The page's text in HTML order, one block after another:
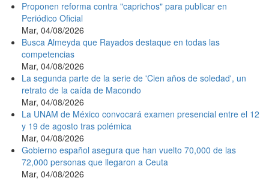
Proponen reforma contra "caprichos" para publicar en
Periódico Oficial
Mar, 04/08/2026
Busca Almeyda que Rayados destaque en todas las
competencias
Mar, 04/08/2026
La segunda parte de la serie de 'Cien años de soledad', un
retrato de la caída de Macondo
Mar, 04/08/2026
La UNAM de México convocará examen presencial entre el 12
y 19 de agosto tras polémica
Mar, 04/08/2026
Gobierno español asegura que han vuelto 70,000 de las
72,000 personas que llegaron a Ceuta
Mar, 04/08/2026